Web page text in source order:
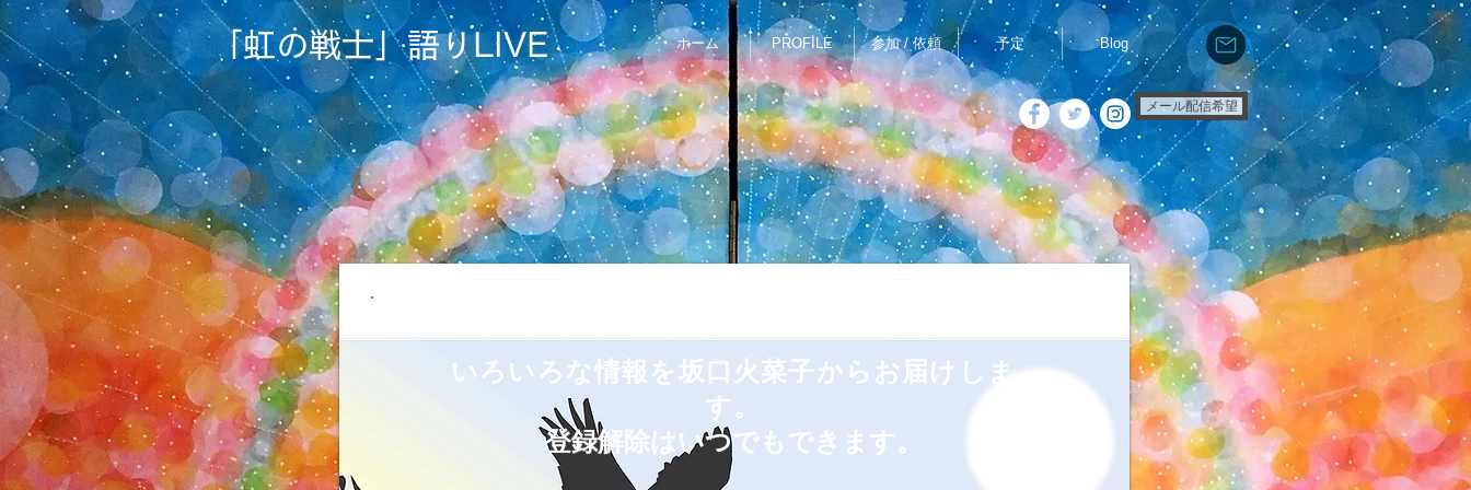
ホーム PROFILE 参加 / 依頼 予定 Blog
​「虹の戦士」語りLIVE
メール配信希望
​いろいろな情報を坂口火菜子からお届けしま
す。
登録解除はいつでもできます。